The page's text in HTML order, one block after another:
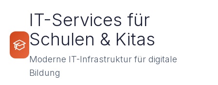
IT-Services für
Schulen & Kitas
Moderne IT-Infrastruktur für digitale
Bildung